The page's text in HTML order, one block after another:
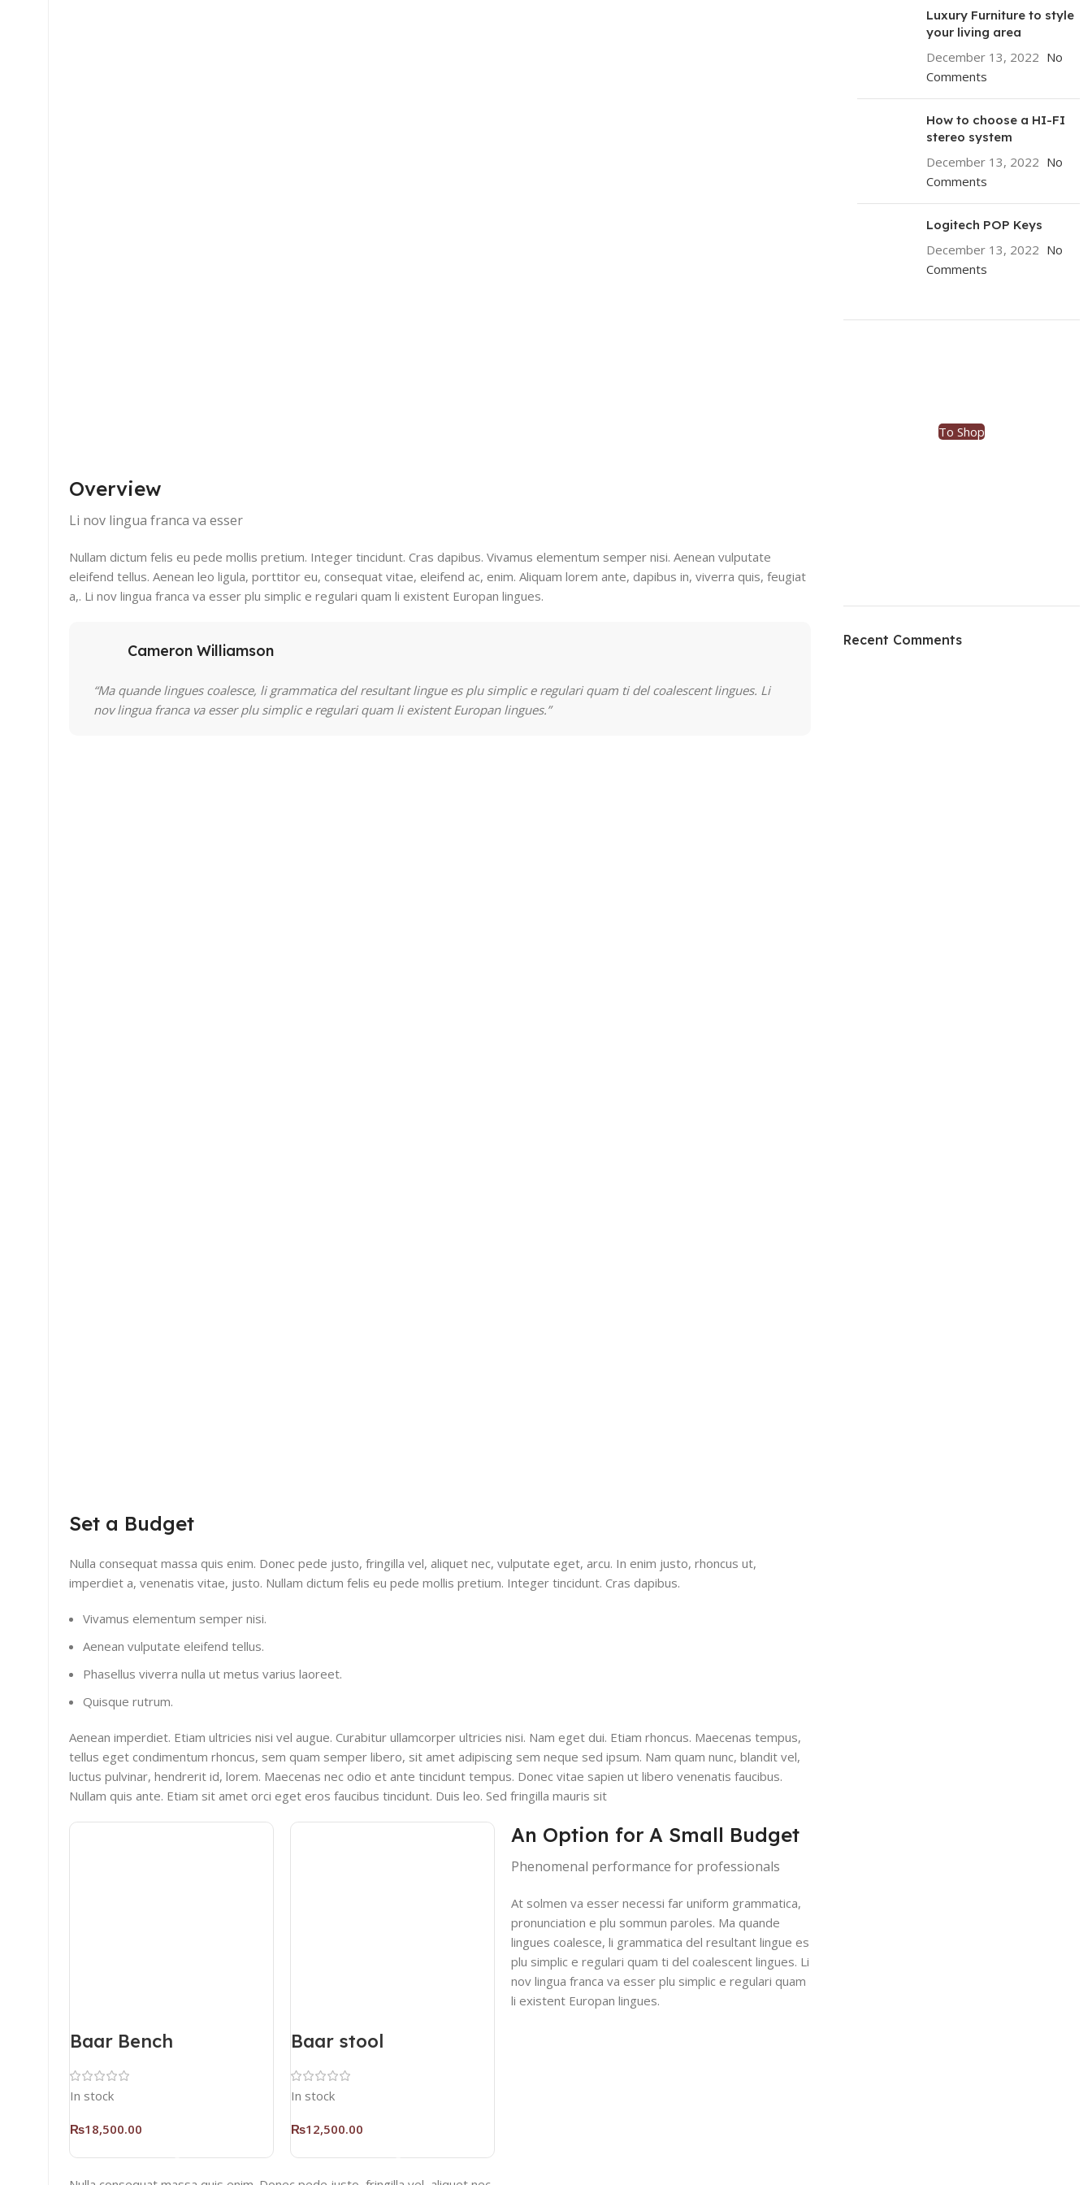
Overview
Li nov lingua franca va esser
Nullam dictum felis eu pede mollis pretium. Integer tincidunt. Cras dapibus. Vivamus elementum semper nisi. Aenean vulputate
eleifend tellus. Aenean leo ligula, porttitor eu, consequat vitae, eleifend ac, enim. Aliquam lorem ante, dapibus in, viverra quis, feugiat
a,. Li nov lingua franca va esser plu simplic e regulari quam li existent Europan lingues.
Cameron Williamson
“Ma quande lingues coalesce, li grammatica del resultant lingue es plu simplic e regulari quam ti del coalescent lingues. Li
nov lingua franca va esser plu simplic e regulari quam li existent Europan lingues.”
Set a Budget
Nulla consequat massa quis enim. Donec pede justo, fringilla vel, aliquet nec, vulputate eget, arcu. In enim justo, rhoncus ut,
imperdiet a, venenatis vitae, justo. Nullam dictum felis eu pede mollis pretium. Integer tincidunt. Cras dapibus.
Vivamus elementum semper nisi.
Aenean vulputate eleifend tellus.
Phasellus viverra nulla ut metus varius laoreet.
Quisque rutrum.
Aenean imperdiet. Etiam ultricies nisi vel augue. Curabitur ullamcorper ultricies nisi. Nam eget dui. Etiam rhoncus. Maecenas tempus,
tellus eget condimentum rhoncus, sem quam semper libero, sit amet adipiscing sem neque sed ipsum. Nam quam nunc, blandit vel,
luctus pulvinar, hendrerit id, lorem. Maecenas nec odio et ante tincidunt tempus. Donec vitae sapien ut libero venenatis faucibus.
Nullam quis ante. Etiam sit amet orci eget eros faucibus tincidunt. Duis leo. Sed fringilla mauris sit
Baar Bench
In stock
₨18,500.00
Baar stool
In stock
₨12,500.00
An Option for A Small Budget
Phenomenal performance for professionals
At solmen va esser necessi far uniform grammatica,
pronunciation e plu sommun paroles. Ma quande
lingues coalesce, li grammatica del resultant lingue es
plu simplic e regulari quam ti del coalescent lingues. Li
nov lingua franca va esser plu simplic e regulari quam
li existent Europan lingues.
Luxury Furniture to style
your living area
December 13, 2022 No
Comments
How to choose a HI-FI
stereo system
December 13, 2022 No
Comments
Logitech POP Keys
December 13, 2022 No
Comments
To Shop
Recent Comments